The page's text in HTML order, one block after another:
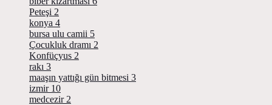
Peteşi 2
konya 4
bursa ulu camii 5
Çocukluk dramı 2
Konfüçyus 2
rakı 3
maaşın yattığı gün bitmesi 3
izmir 10
medcezir 2